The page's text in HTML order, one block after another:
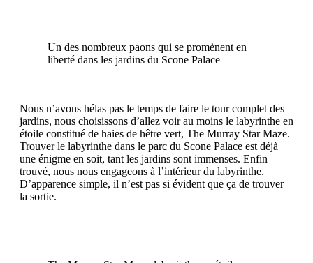
Un des nombreux paons qui se promènent en
liberté dans les jardins du Scone Palace
Nous n’avons hélas pas le temps de faire le tour complet des
jardins, nous choisissons d’allez voir au moins le labyrinthe en
étoile constitué de haies de hêtre vert, The Murray Star Maze.
Trouver le labyrinthe dans le parc du Scone Palace est déjà
une énigme en soit, tant les jardins sont immenses. Enfin
trouvé, nous nous engageons à l’intérieur du labyrinthe.
D’apparence simple, il n’est pas si évident que ça de trouver
la sortie.